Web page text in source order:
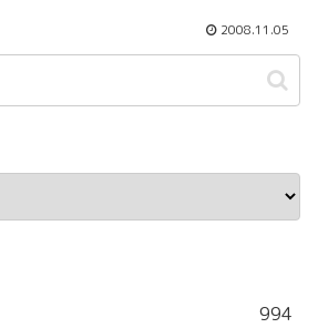
2008.11.05
994